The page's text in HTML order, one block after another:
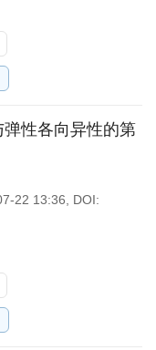
性各向异性的第
22 13:36
DOI: